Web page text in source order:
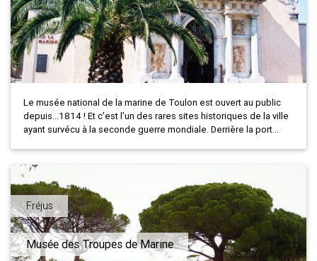
Le musée national de la marine de Toulon est ouvert au public
depuis…1814 ! Et c’est l’un des rares sites historiques de la ville
ayant survécu à la seconde guerre mondiale. Derrière la port...
Fréjus
Musée des Troupes de Marine